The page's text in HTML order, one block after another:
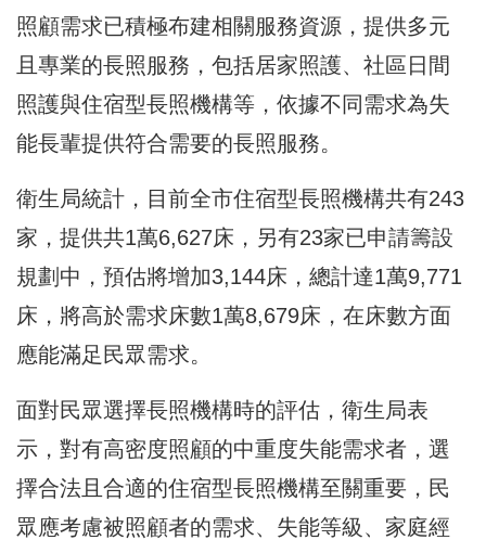
照顧需求已積極布建相關服務資源，提供多元
且專業的長照服務，包括居家照護、社區日間
照護與住宿型長照機構等，依據不同需求為失
能長輩提供符合需要的長照服務。
衛生局統計，目前全市住宿型長照機構共有243
家，提供共1萬6,627床，另有23家已申請籌設
規劃中，預估將增加3,144床，總計達1萬9,771
床，將高於需求床數1萬8,679床，在床數方面
應能滿足民眾需求。
面對民眾選擇長照機構時的評估，衛生局表
示，對有高密度照顧的中重度失能需求者，選
擇合法且合適的住宿型長照機構至關重要，民
眾應考慮被照顧者的需求、失能等級、家庭經